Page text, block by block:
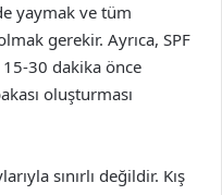
yaymak ve tüm
gerekir. Ayrıca, SPF
30 dakika önce
oluşturması
sınırlı değildir. Kış